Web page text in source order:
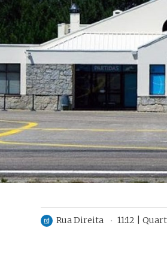
Rua Direita 11:12 |